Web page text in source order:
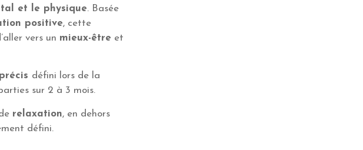
et le physique. Basée
positive, cette
vers un mieux-être et
défini lors de la
sur 2 à 3 mois.
relaxation, en dehors
défini.